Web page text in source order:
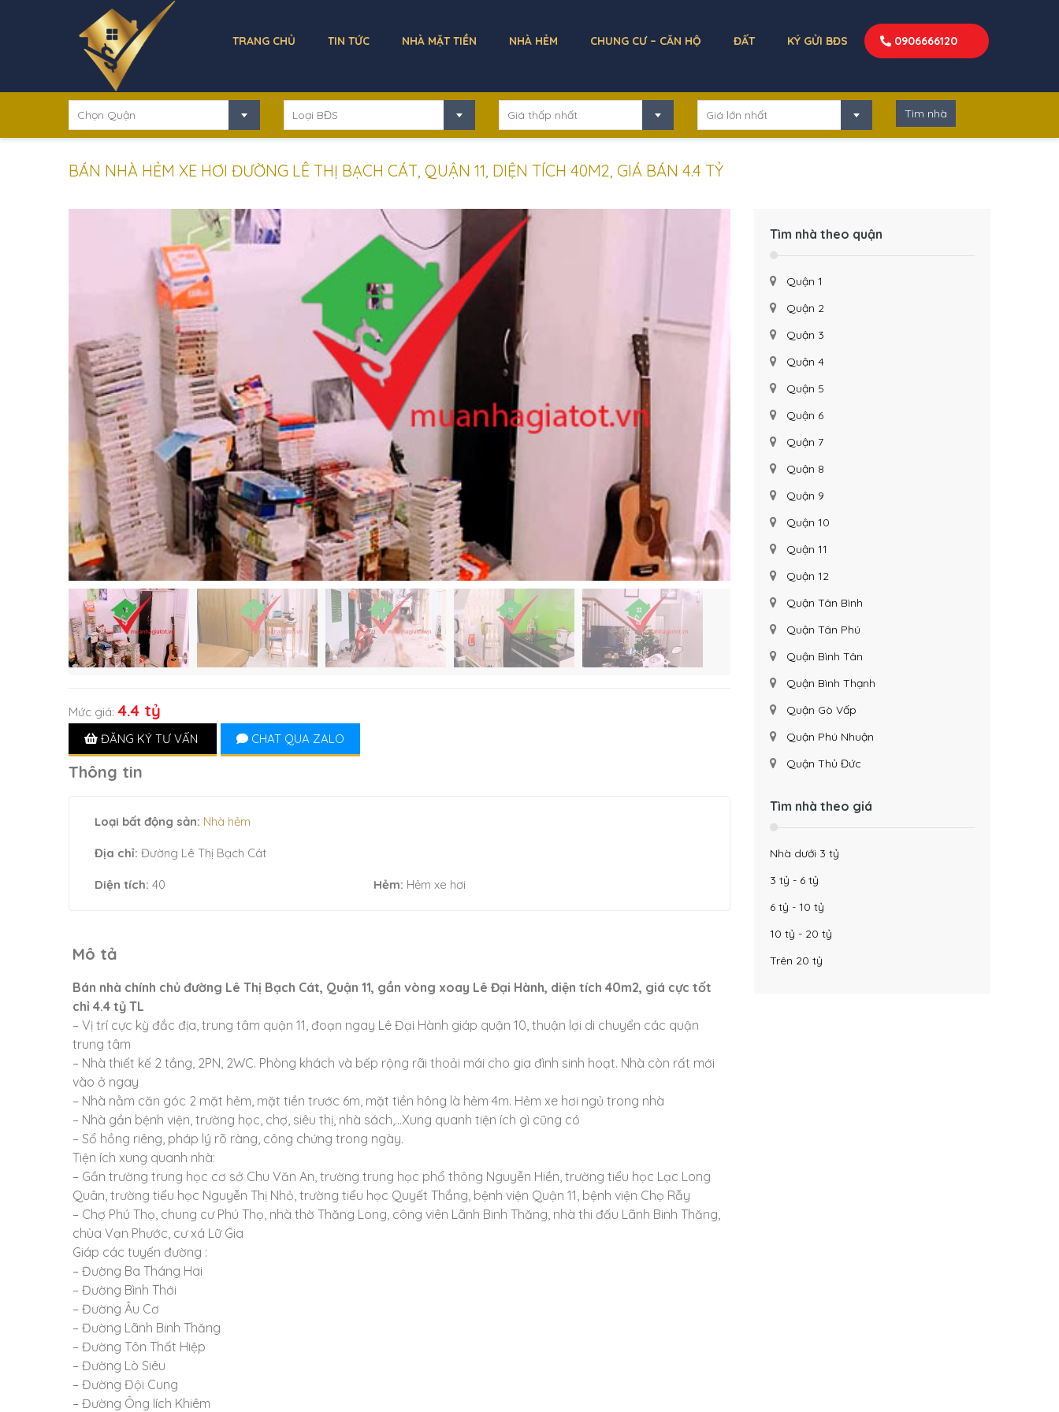
TRANG CHỦ TIN TỨC NHÀ MẶT TIỀN NHÀ HẺM CHUNG CƯ – CĂN HỘ ĐẤT KÝ GỬI BĐS 0906666120
BÁN NHÀ HẺM XE HƠI ĐƯỜNG LÊ THỊ BẠCH CÁT, QUẬN 11, DIỆN TÍCH 40M2, GIÁ BÁN 4.4 TỶ
Chọn Quận Loại BĐS Giá thấp nhất Giá lớn nhất
Mức giá: 4.4 tỷ
ĐĂNG KÝ TƯ VẤN CHAT QUA ZALO
Thông tin
Loại bất động sản: Nhà hẻm
Địa chỉ: Đường Lê Thị Bạch Cát
Diện tích: 40 Hẻm: Hẻm xe hơi
Mô tả
Bán nhà chính chủ đường Lê Thị Bạch Cát, Quận 11, gần vòng xoay Lê Đại Hành, diện tích 40m2, giá cực tốt
chỉ 4.4 tỷ TL
– Vị trí cực kỳ đắc địa, trung tâm quận 11, đoạn ngay Lê Đại Hành giáp quận 10, thuận lợi di chuyển các quận
trung tâm
– Nhà thiết kế 2 tầng, 2PN, 2WC. Phòng khách và bếp rộng rãi thoải mái cho gia đình sinh hoạt. Nhà còn rất mới
vào ở ngay
– Nhà nằm căn góc 2 mặt hẻm, mặt tiền trước 6m, mặt tiền hông là hẻm 4m. Hẻm xe hơi ngủ trong nhà
– Nhà gần bệnh viện, trường học, chợ, siêu thị, nhà sách,…Xung quanh tiện ích gì cũng có
– Sổ hồng riêng, pháp lý rõ ràng, công chứng trong ngày.
Tiện ích xung quanh nhà:
– Gần trường trung học cơ sở Chu Văn An, trường trung học phổ thông Nguyễn Hiền, trường tiểu học Lạc Long
Quân, trường tiểu học Nguyễn Thị Nhỏ, trường tiểu học Quyết Thắng, bệnh viện Quận 11, bệnh viện Chọ Rẫy
– Chợ Phú Thọ, chung cư Phú Thọ, nhà thờ Thăng Long, công viên Lãnh Binh Thăng, nhà thi đấu Lãnh Binh Thăng,
chùa Vạn Phước, cư xá Lữ Gia
Giáp các tuyến đường :
– Đường Ba Tháng Hai
– Đường Bình Thới
– Đường Âu Cơ
– Đường Lãnh Binh Thăng
– Đường Tôn Thất Hiệp
– Đường Lò Siêu
– Đường Đội Cung
– Đường Ông Iích Khiêm
Tìm nhà theo quận
Quận 1
Quận 2
Quận 3
Quận 4
Quận 5
Quận 6
Quận 7
Quận 8
Quận 9
Quận 10
Quận 11
Quận 12
Quận Tân Bình
Quận Tân Phú
Quận Bình Tân
Quận Bình Thạnh
Quận Gò Vấp
Quận Phú Nhuận
Quận Thủ Đức
Tìm nhà theo giá
Nhà dưới 3 tỷ
3 tỷ - 6 tỷ
6 tỷ - 10 tỷ
10 tỷ - 20 tỷ
Trên 20 tỷ